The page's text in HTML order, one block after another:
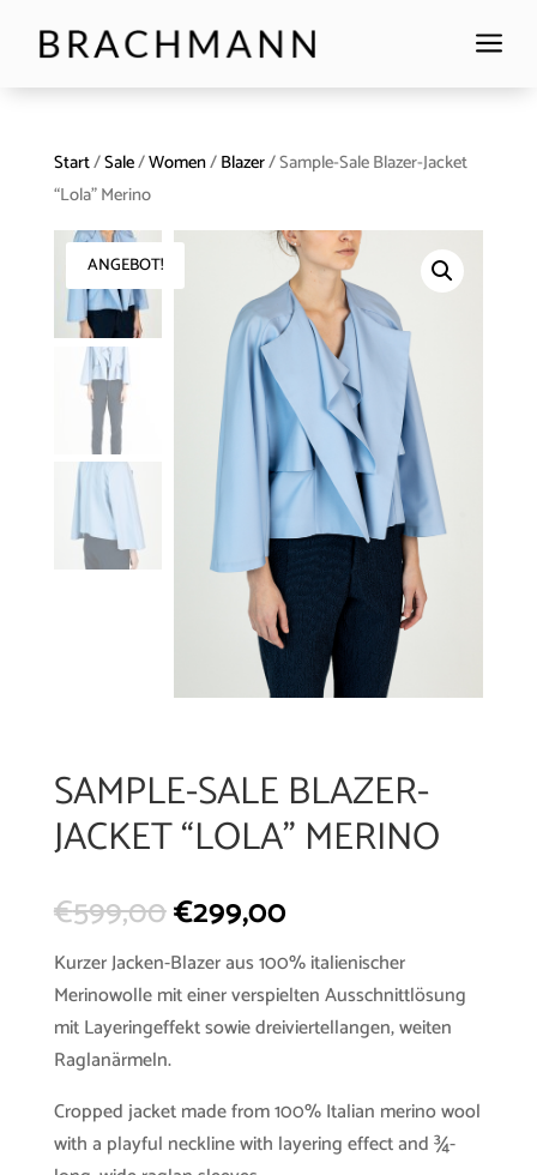
a
Start/Sale/Women/Blazer/ Sample-Sale Blazer-Jacket
“Lola” Merino
ANGEBOT!
SAMPLE-SALE BLAZER-
JACKET “LOLA” MERINO
€599,00€299,00
Kurzer Jacken-Blazer aus 100% italienischer
Merinowolle mit einer verspielten Ausschnittlösung
mit Layeringeffekt sowie dreiviertellangen, weiten
Raglanärmeln.
Cropped jacket made from 100% Italian merino wool
with a playful neckline with layering effect and ¾-